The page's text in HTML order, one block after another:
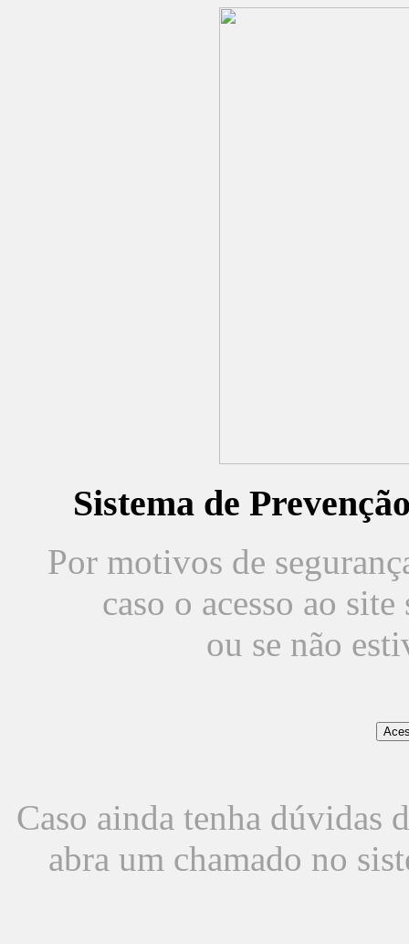
Sistema de
Por motivos de
caso o acesso ao
ou se não
Caso ainda tenha dúvidas
abra um chamado no